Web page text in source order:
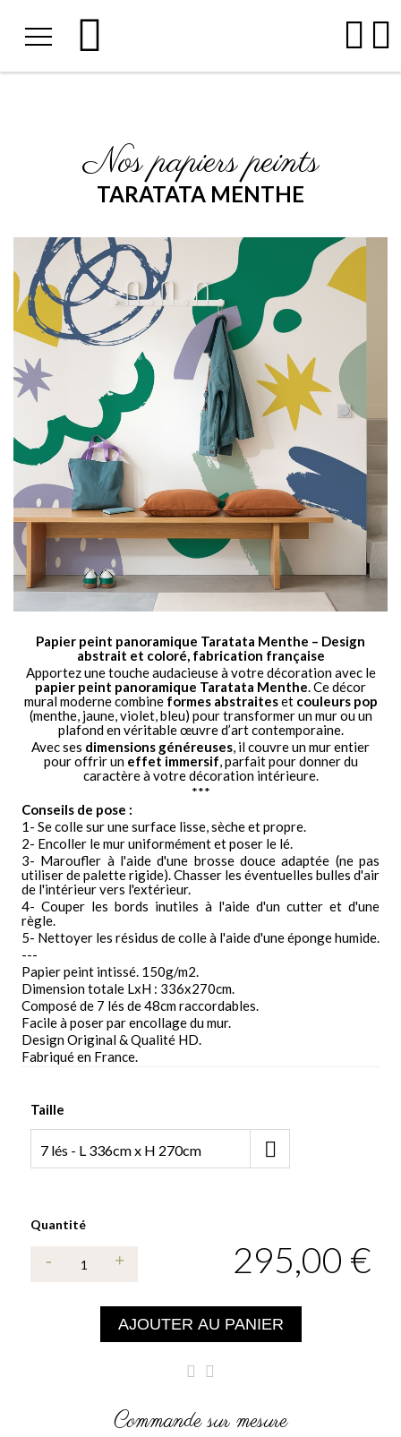
Nos papiers peints
TARATATA MENTHE
Papier peint panoramique Taratata Menthe – Design
abstrait et coloré, fabrication française
Apportez une touche audacieuse à votre décoration avec le
papier peint panoramique Taratata Menthe. Ce décor
mural moderne combine formes abstraiteset couleurs pop
(menthe, jaune, violet, bleu) pour transformer un mur ou un
plafond en véritable œuvre d’art contemporaine.
Avec ses dimensions généreuses, il couvre un mur entier
pour offrir un effet immersif, parfait pour donner du
caractère à votre décoration intérieure.
***
Conseils de pose :
1- Se colle sur une surface lisse, sèche et propre.
2- Encoller le mur uniformément et poser le lé.
3- Maroufler à l'aide d'une brosse douce adaptée (ne pas
utiliser de palette rigide). Chasser les éventuelles bulles d'air
de l'intérieur vers l'extérieur.
4- Couper les bords inutiles à l'aide d'un cutter et d'une
règle.
5- Nettoyer les résidus de colle à l'aide d'une éponge humide.
---
Papier peint intissé. 150g/m2.
Dimension totale LxH : 336x270cm.
Composé de 7 lés de 48cm raccordables.
Facile à poser par encollage du mur.
Design Original & Qualité HD.
Fabriqué en France.
Taille
Quantité
295,00 €
AJOUTER AU PANIER
Commande sur mesure